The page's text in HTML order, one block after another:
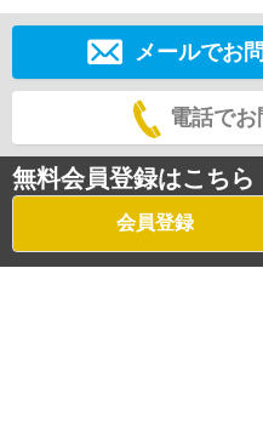
メールでお
電話で
無料会員登録はこちら
会員登録